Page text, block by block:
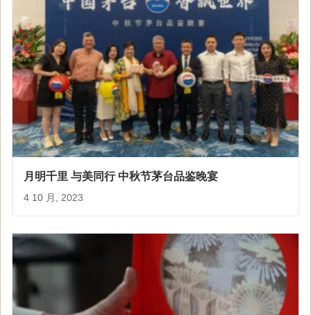
月明千里 与美同行 中秋节茅台品鉴晚宴
4 10 月, 2023